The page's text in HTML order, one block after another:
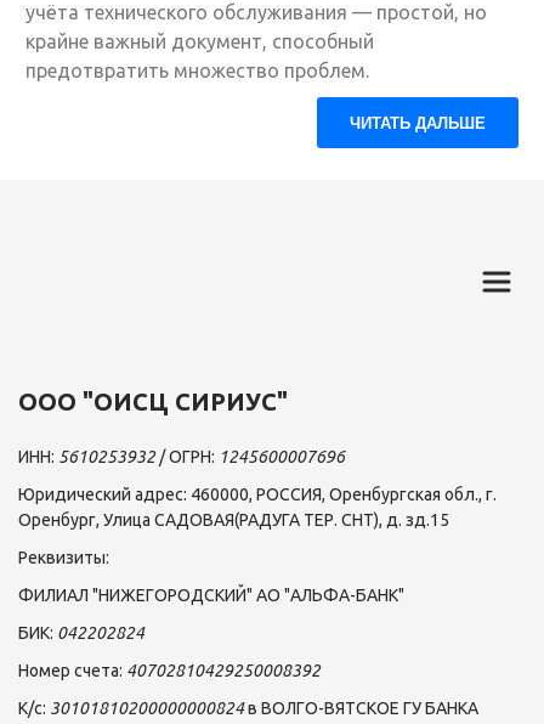
учёта технического обслуживания — простой, но
крайне важный документ, способный
предотвратить множество проблем.
ЧИТАТЬ ДАЛЬШЕ
ООО "ОИСЦ СИРИУС"
ИНН: 5610253932 / ОГРН: 1245600007696
Юридический адрес: 460000, РОССИЯ, Оренбургская обл., г.
Оренбург, Улица САДОВАЯ(РАДУГА ТЕР. СНТ), д. зд.15
Реквизиты:
ФИЛИАЛ "НИЖЕГОРОДСКИЙ" АО "АЛЬФА-БАНК"
БИК: 042202824
Номер счета: 40702810429250008392
К/с: 30101810200000000824 в ВОЛГО-ВЯТСКОЕ ГУ БАНКА